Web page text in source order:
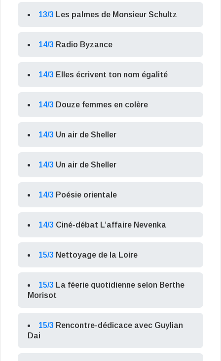
13/3 Les palmes de Monsieur Schultz
14/3 Radio Byzance
14/3 Elles écrivent ton nom égalité
14/3 Douze femmes en colère
14/3 Un air de Sheller
14/3 Un air de Sheller
14/3 Poésie orientale
14/3 Ciné-débat L’affaire Nevenka
15/3 Nettoyage de la Loire
15/3 La féerie quotidienne selon Berthe
Morisot
15/3 Rencontre-dédicace avec Guylian
Dai